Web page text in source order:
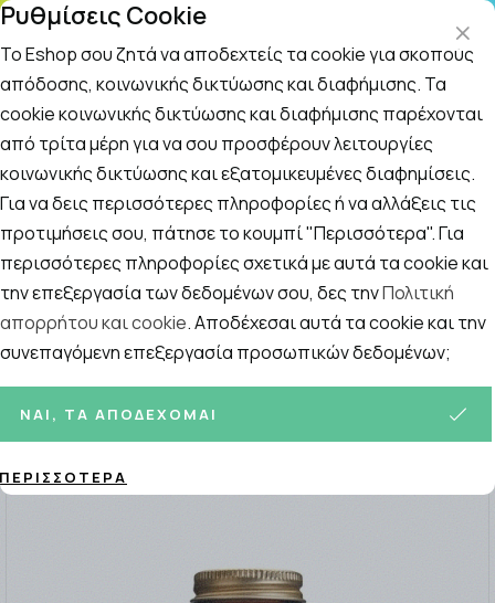
ΤΗΛ. ΠΑΡΑΓΓΕΛΙΕΣ: 210 5148 108
Αναζήτηση
Αρχική / Εταιρίες / Solgar /Solgar
Solgar
Ταξινόμηση Προβολή
Σελίδες:
1 2
Ρυθμίσεις Cookie
Το Eshop σου ζητά να αποδεχτείς τα cookie για σκοπούς
απόδοσης, κοινωνικής δικτύωσης και διαφήμισης. Τα
cookie κοινωνικής δικτύωσης και διαφήμισης παρέχονται
από τρίτα μέρη για να σου προσφέρουν λειτουργίες
κοινωνικής δικτύωσης και εξατομικευμένες διαφημίσεις.
Για να δεις περισσότερες πληροφορίες ή να αλλάξεις τις
προτιμήσεις σου, πάτησε το κουμπί "Περισσότερα". Για
περισσότερες πληροφορίες σχετικά με αυτά τα cookie και
την επεξεργασία των δεδομένων σου, δες τηνΠολιτική
απορρήτου και cookie. Αποδέχεσαι αυτά τα cookie και την
συνεπαγόμενη επεξεργασία προσωπικών δεδομένων;
ΝΑΙ, ΤΑ ΑΠΟΔΈΧΟΜΑΙ
ΠΕΡΙΣΣΌΤΕΡΑ